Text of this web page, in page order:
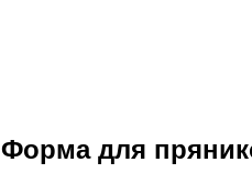
Форма для